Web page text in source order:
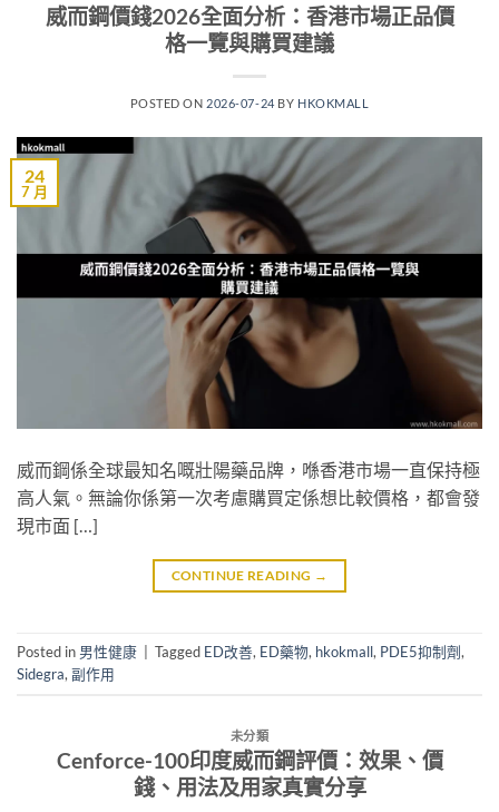
威而鋼價錢2026全面分析：香港市場正品價
格一覽與購買建議
POSTED ON 2026-07-24 BY HKOKMALL
24
7 月
威而鋼係全球最知名嘅壯陽藥品牌，喺香港市場一直保持極
高人氣。無論你係第一次考慮購買定係想比較價格，都會發
現市面 […]
CONTINUE READING →
Posted in 男性健康 Tagged ED改善, ED藥物, hkokmall, PDE5抑制劑,
Sidegra, 副作用
未分類
Cenforce-100印度威而鋼評價：效果、價
錢、用法及用家真實分享